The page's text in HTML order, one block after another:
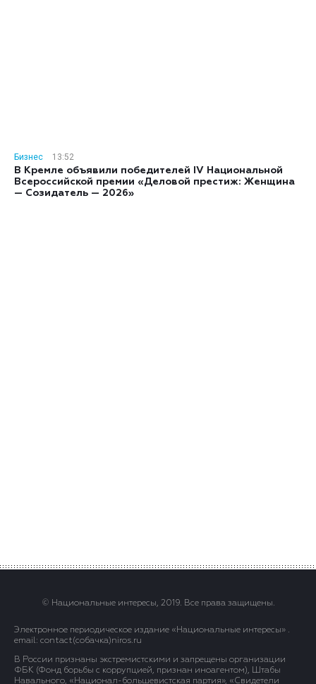
Бизнес
13:52
В Кремле объявили победителей IV Национальной
Всероссийской премии «Деловой престиж: Женщина
— Созидатель — 2026»
© Национальные интересы, 2019. Все права защищены.
Электронное периодическое издание «Национальные интересы» .
email: contact(сoбaчка)niros.ru
В России признаны экстремистскими и запрещены организации
ФБК (Фонд борьбы с коррупцией, признан иноагентом), Штабы
Навального, «Национал-большевистская партия», «Свидетели